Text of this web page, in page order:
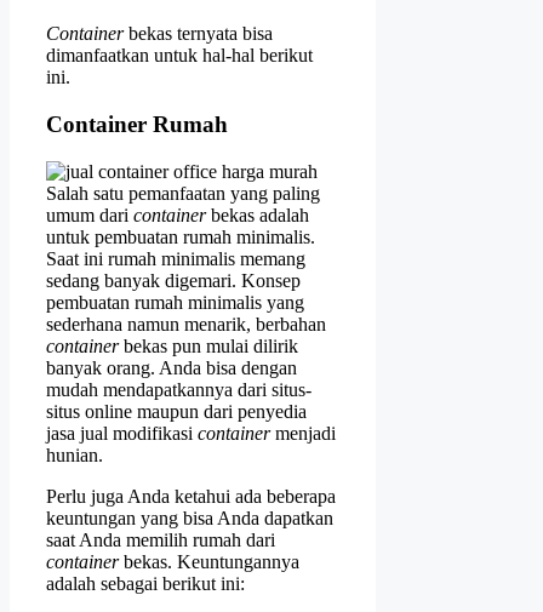
Containerbekas ternyata bisa
dimanfaatkan untuk hal-hal berikut
ini.
Container Rumah
Salah satu pemanfaatan yang paling
umum dari containerbekas adalah
untuk pembuatan rumah minimalis.
Saat ini rumah minimalis memang
sedang banyak digemari. Konsep
pembuatan rumah minimalis yang
sederhana namun menarik, berbahan
containerbekas pun mulai dilirik
banyak orang. Anda bisa dengan
mudah mendapatkannya dari situs-
situs online maupun dari penyedia
jasa jual modifikasi containermenjadi
hunian.
Perlu juga Anda ketahui ada beberapa
keuntungan yang bisa Anda dapatkan
saat Anda memilih rumah dari
containerbekas. Keuntungannya
adalah sebagai berikut ini: